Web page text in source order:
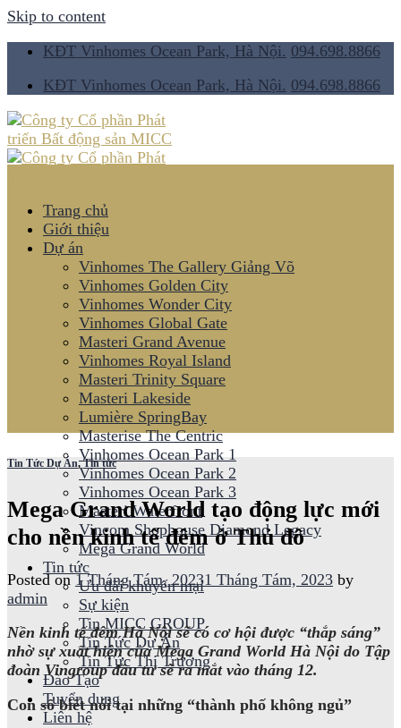
Skip to content
KĐT Vinhomes Ocean Park, Hà Nội. 094.698.8866
KĐT Vinhomes Ocean Park, Hà Nội. 094.698.8866
Trang chủ
Giới thiệu
Dự án
Vinhomes The Gallery Giảng Võ
Vinhomes Golden City
Vinhomes Wonder City
Vinhomes Global Gate
Masteri Grand Avenue
Vinhomes Royal Island
Masteri Trinity Square
Masteri Lakeside
Lumière SpringBay
Masterise The Centric
Vinhomes Ocean Park 1
Vinhomes Ocean Park 2
Vinhomes Ocean Park 3
Masteri Waterfront
Vincom Shophouse Diamond Legacy
Mega Grand World
Tin tức
Ưu đãi khuyến mại
Sự kiện
Tin MICC GROUP
Tin Tức Dự Án
Tin Tức Thị Trường
Đào Tạo
Tuyển dụng
Liên hệ
Tin Tức Dự Án,Tin tức
Mega Grand World tạo động lực mới
cho nền kinh tế đêm ở Thủ đô
Posted on1 Tháng Tám, 20231 Tháng Tám, 2023 by
admin
Nền kinh tế đêm Hà Nội sẽ có cơ hội được “thắp sáng”
nhờ sự xuất hiện của Mega Grand World Hà Nội do Tập
đoàn Vingroup đầu tư sẽ ra mắt vào tháng 12.
Con số biết nói tại những “thành phố không ngủ”